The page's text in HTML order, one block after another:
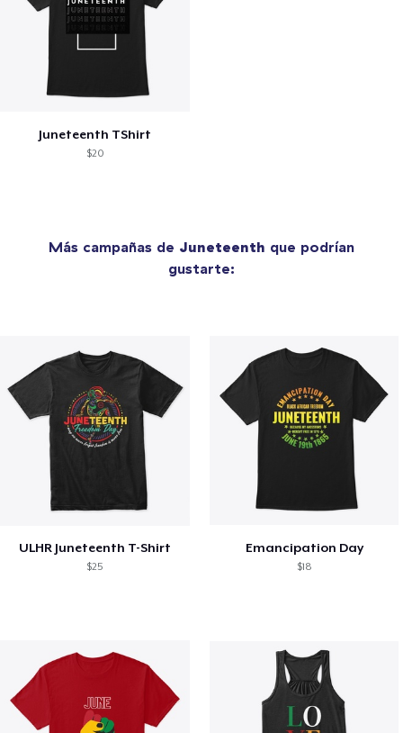
Juneteenth TShirt
$20
Más campañas de Juneteenth que podrían
gustarte:
ULHR Juneteenth T-Shirt
$25
Emancipation Day
$18